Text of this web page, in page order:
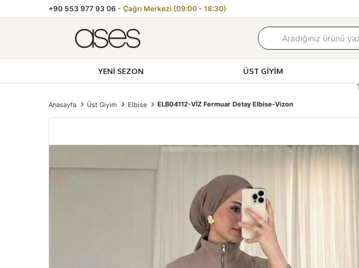
+90 553 977 93 06- Çağrı Merkezi (09:00 - 18:30)
YENI SEZON ÜST GIYIM
Toptan Kadın
Anasayfa Üst Giyim Elbise ELB04112-VİZ Fermuar Detay Elbise-Vizon